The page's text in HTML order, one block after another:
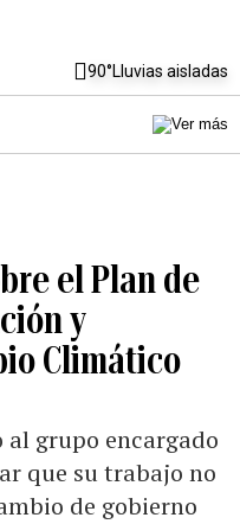
90°Lluvias aisladas
el Plan de
y
Climático
grupo encargado
que su trabajo no
de gobierno